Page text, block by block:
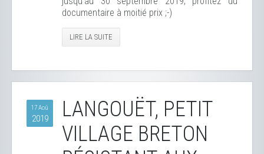
documentaire à moitié prix ;-)
LIRE LA SUITE
17 Aoû
2019
LANGOUËT, PETIT
VILLAGE BRETON